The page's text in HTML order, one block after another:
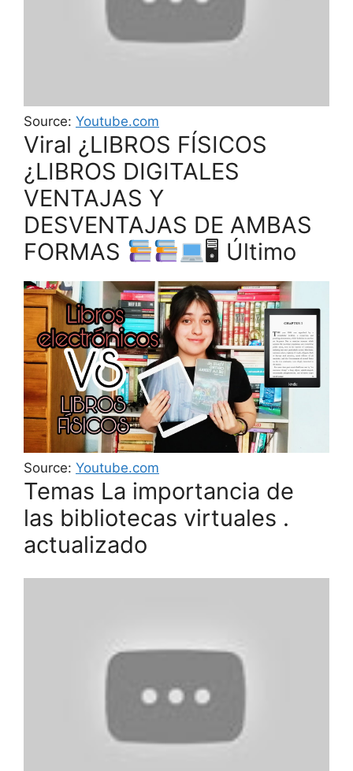
Source: Youtube.com
Viral ¿LIBROS FÍSICOS
¿LIBROS DIGITALES
VENTAJAS Y
DESVENTAJAS DE AMBAS
FORMAS
🖥 Último
Source: Youtube.com
Temas La importancia de
las bibliotecas virtuales .
actualizado